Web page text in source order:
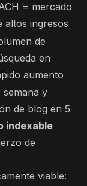
= mercado
altos ingresos
de
en
aumento
y
de blog en 5
indexable
de
viable: